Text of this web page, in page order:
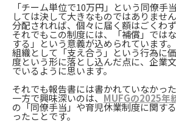
「チーム単位で10万円」という同僚手
しては決して大きなものではありません
分配されれば、個々に届く額はごくわ
それでもこの制度には、「補償」では
する」という意義が込められています。
組織として「支え合う」という行為に
度という形に落とし込んだ点に、企業
でいるように思います。
それでも報告書には書かれていなかった
一方で興味深いのは、 MUFGの2025年
の「同僚手当」や育児休業制度に関す
ったことです。